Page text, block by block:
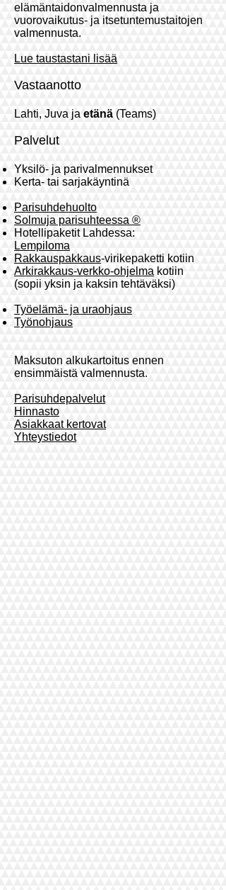
elämäntaidonvalmennusta ja
vuorovaikutus- ja itsetuntemustaitojen
valmennusta.
Lue taustastani lisää
Vastaanotto
Lahti, Juva ja etänä (Teams)
Palvelut
Yksilö- ja parivalmennukset
Kerta- tai sarjakäyntinä
Parisuhdehuolto
Solmuja parisuhteessa ®
Hotellipaketit Lahdessa:
Lempiloma
Rakkauspakkaus-virikepaketti kotiin
Arkirakkaus-verkko-ohjelma kotiin
(sopii yksin ja kaksin tehtäväksi)
Työelämä- ja uraohjaus
Työnohjaus
Maksuton alkukartoitus ennen
ensimmäistä valmennusta.
Parisuhdepalvelut
Hinnasto
Asiakkaat kertovat
Yhteystiedot